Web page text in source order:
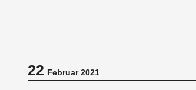
22Februar 2021